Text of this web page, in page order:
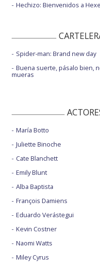
Hechizo: Bienvenidos a Hexe
Spider-man: Brand new day
Buena suerte, pásalo bien,
mueras
María Botto
Juliette Binoche
Cate Blanchett
Emily Blunt
Alba Baptista
François Damiens
Eduardo Verástegui
Kevin Costner
Naomi Watts
Miley Cyrus